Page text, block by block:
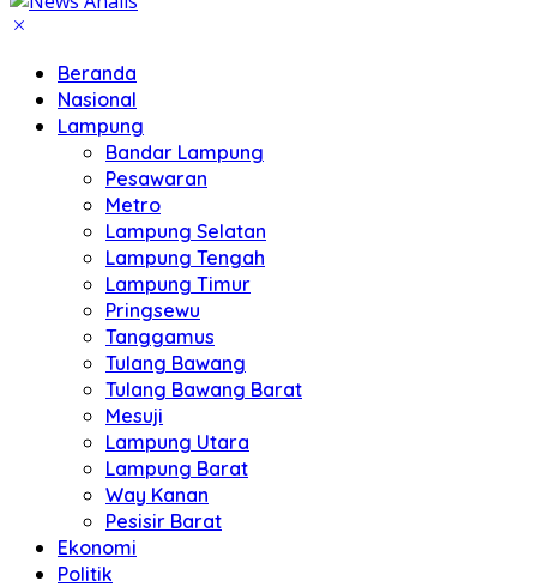
Beranda
Nasional
Lampung
Bandar Lampung
Pesawaran
Metro
Lampung Selatan
Lampung Tengah
Lampung Timur
Pringsewu
Tanggamus
Tulang Bawang
Tulang Bawang Barat
Mesuji
Lampung Utara
Lampung Barat
Way Kanan
Pesisir Barat
Ekonomi
Politik